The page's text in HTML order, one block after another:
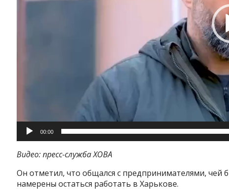
00:00
Видео: пресс-служба ХОВА
Он отметил, что общался с предпринимателями, чей
намерены остаться работать в Харькове.